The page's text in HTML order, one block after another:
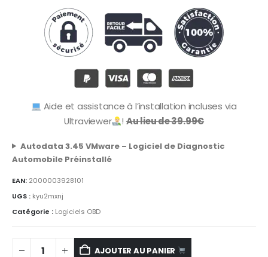
Aide et assistance à l’installation incluses via
Ultraviewer
! Au lieu de 39.99€
Autodata 3.45 VMware – Logiciel de Diagnostic
Automobile Préinstallé
EAN: 2000003928101
UGS : kyu2mxnj
Catégorie : Logiciels OBD
AJOUTER AU PANIER